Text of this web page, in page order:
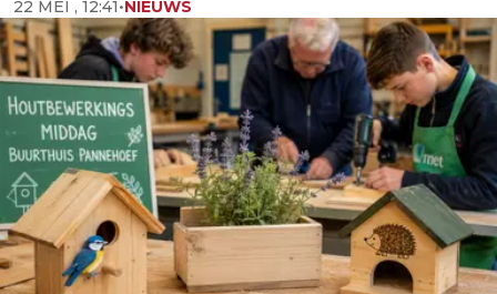
22 MEI , 12:41•NIEUWS